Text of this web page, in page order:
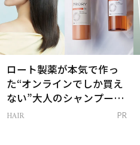
ロート製薬が本気で作っ
た“オンラインでしか買え
ない”大人のシャンプー＆
トリートメントって？
HAIR PR